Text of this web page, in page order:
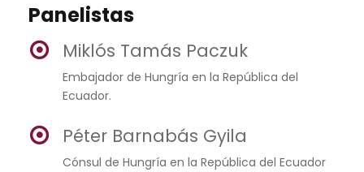
Panelistas
Miklós Tamás Paczuk
Embajador de Hungría en la República del
Ecuador.
Péter Barnabás Gyila
Cónsul de Hungría en la República del Ecuador